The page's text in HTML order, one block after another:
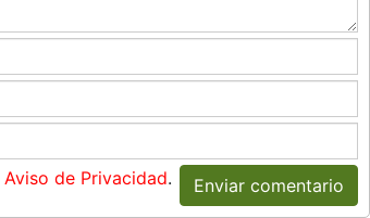
Aviso de Privacidad. Enviar comentario